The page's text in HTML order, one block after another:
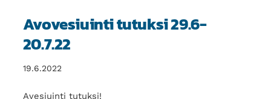
Avovesiuinti tutuksi 29.6-
20.7.22
19.6.2022
Avesiuinti tutuksi!